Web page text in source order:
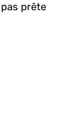
prête